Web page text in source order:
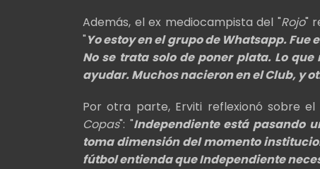
Además, el ex mediocampista del "Rojo"
"Yo estoy en el grupo de Whatsapp.
No se trata solo de poner plata. Lo
ayudar. Muchos nacieron en el Club, y
Por otra parte, Erviti reflexionó sobre
Copas": "Independiente está pasando
toma dimensión del momento
fútbol entienda que Independiente